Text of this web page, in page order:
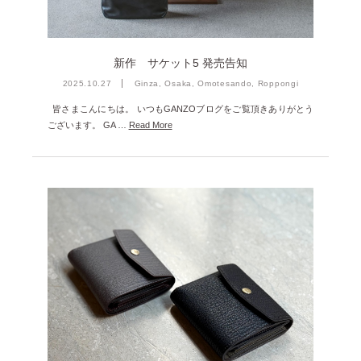
2022年8月 [1]
2022年5月 [1]
2022年4月 [3]
2022年3月 [3]
2022年2月 [2]
2019年3月 [1]
2018年5月 [1]
新作 サケット5 発売告知
2025.10.27 Ginza, Osaka, Omotesando, Roppongi
皆さまこんにちは。 いつもGANZOブログをご覧頂きありがとう
ございます。 GA …
Read More